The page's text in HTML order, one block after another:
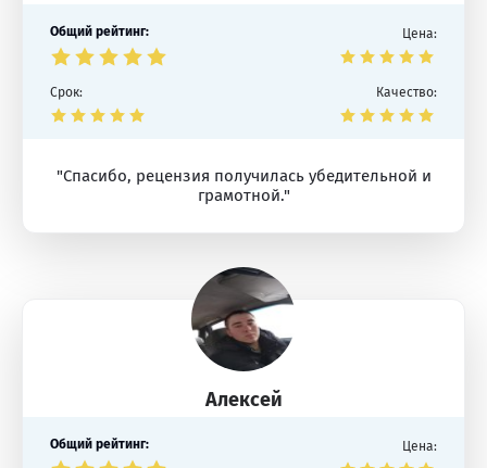
Общий рейтинг: Цена:
Срок: Качество:
"Спасибо, рецензия получилась убедительной и
грамотной."
Алексей
Общий рейтинг: Цена: